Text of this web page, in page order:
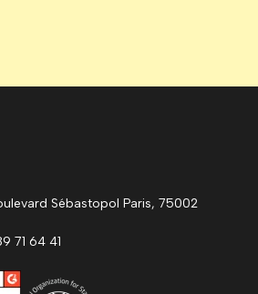
Sébastopol Paris, 75002
71 64 41